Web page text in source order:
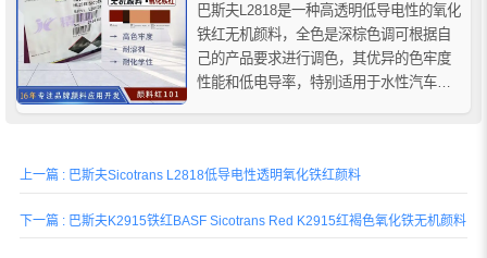
巴斯夫L2818是一种高透明低导电性的氧化
铁红无机颜料，全色是深棕色调可根据自
己的产品要求进行调色，其优异的色牢度
性能和低电导率，特别适用于水性汽车涂
调，推荐用于汽车效果漆、木器漆、工业
上一篇 : 巴斯夫Sicotrans L2818低导电性透明氧化铁红颜料
下一篇 : 巴斯夫K2915铁红BASF Sicotrans Red K2915红褐色氧化铁无机颜料